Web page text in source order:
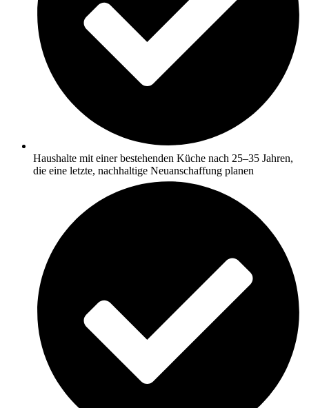
Haushalte mit einer bestehenden Küche nach 25–35 Jahren,
die eine letzte, nachhaltige Neuanschaffung planen